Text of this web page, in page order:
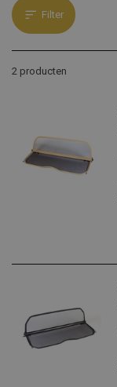
Filter
2 producten